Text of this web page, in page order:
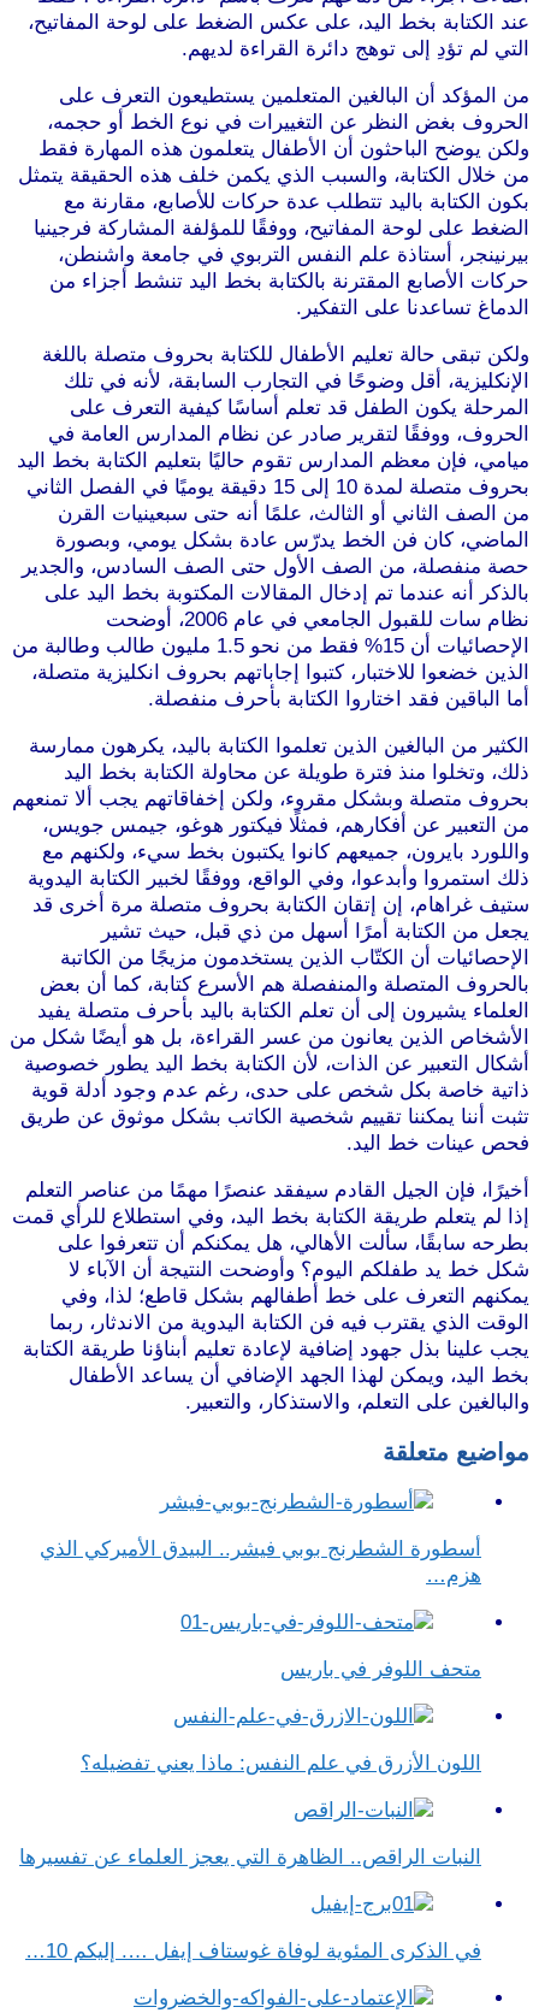
عند الكتابة بخط اليد، على عكس الضغط على لوحة المفاتيح،
التي لم تؤدِ إلى توهج دائرة القراءة لديهم.
من المؤكد أن البالغين المتعلمين يستطيعون التعرف على
الحروف بغض النظر عن التغييرات في نوع الخط أو حجمه،
ولكن يوضح الباحثون أن الأطفال يتعلمون هذه المهارة فقط
من خلال الكتابة، والسبب الذي يكمن خلف هذه الحقيقة يتمثل
بكون الكتابة باليد تتطلب عدة حركات للأصابع، مقارنة مع
الضغط على لوحة المفاتيح، ووفقًا للمؤلفة المشاركة فرجينيا
بيرنينجر، أستاذة علم النفس التربوي في جامعة واشنطن،
حركات الأصابع المقترنة بالكتابة بخط اليد تنشط أجزاء من
الدماغ تساعدنا على التفكير.
ولكن تبقى حالة تعليم الأطفال للكتابة بحروف متصلة باللغة
الإنكليزية، أقل وضوحًا في التجارب السابقة، لأنه في تلك
المرحلة يكون الطفل قد تعلم أساسًا كيفية التعرف على
الحروف، ووفقًا لتقرير صادر عن نظام المدارس العامة في
ميامي، فإن معظم المدارس تقوم حاليًا بتعليم الكتابة بخط اليد
بحروف متصلة لمدة 10 إلى 15 دقيقة يوميًا في الفصل الثاني
من الصف الثاني أو الثالث، علمًا أنه حتى سبعينيات القرن
الماضي، كان فن الخط يدرّس عادة بشكل يومي، وبصورة
حصة منفصلة، من الصف الأول حتى الصف السادس، والجدير
بالذكر أنه عندما تم إدخال المقالات المكتوبة بخط اليد على
نظام سات للقبول الجامعي في عام 2006، أوضحت
الإحصائيات أن 15% فقط من نحو 1.5 مليون طالب وطالبة من
الذين خضعوا للاختبار، كتبوا إجاباتهم بحروف انكليزية متصلة،
أما الباقين فقد اختاروا الكتابة بأحرف منفصلة.
الكثير من البالغين الذين تعلموا الكتابة باليد، يكرهون ممارسة
ذلك، وتخلوا منذ فترة طويلة عن محاولة الكتابة بخط اليد
بحروف متصلة وبشكل مقروء، ولكن إخفاقاتهم يجب ألا تمنعهم
من التعبير عن أفكارهم، فمثلًا فيكتور هوغو، جيمس جويس،
واللورد بايرون، جميعهم كانوا يكتبون بخط سيء، ولكنهم مع
ذلك استمروا وأبدعوا، وفي الواقع، ووفقًا لخبير الكتابة اليدوية
ستيف غراهام، إن إتقان الكتابة بحروف متصلة مرة أخرى قد
يجعل من الكتابة أمرًا أسهل من ذي قبل، حيث تشير
الإحصائيات أن الكتّاب الذين يستخدمون مزيجًا من الكاتبة
بالحروف المتصلة والمنفصلة هم الأسرع كتابة، كما أن بعض
العلماء يشيرون إلى أن تعلم الكتابة باليد بأحرف متصلة يفيد
الأشخاص الذين يعانون من عسر القراءة، بل هو أيضًا شكل من
أشكال التعبير عن الذات، لأن الكتابة بخط اليد يطور خصوصية
ذاتية خاصة بكل شخص على حدى، رغم عدم وجود أدلة قوية
تثبت أننا يمكننا تقييم شخصية الكاتب بشكل موثوق عن طريق
فحص عينات خط اليد.
أخيرًا، فإن الجيل القادم سيفقد عنصرًا مهمًا من عناصر التعلم
إذا لم يتعلم طريقة الكتابة بخط اليد، وفي استطلاع للرأي قمت
بطرحه سابقًا، سألت الأهالي، هل يمكنكم أن تتعرفوا على
شكل خط يد طفلكم اليوم؟ وأوضحت النتيجة أن الآباء لا
يمكنهم التعرف على خط أطفالهم بشكل قاطع؛ لذا، وفي
الوقت الذي يقترب فيه فن الكتابة اليدوية من الاندثار، ربما
يجب علينا بذل جهود إضافية لإعادة تعليم أبناؤنا طريقة الكتابة
بخط اليد، ويمكن لهذا الجهد الإضافي أن يساعد الأطفال
والبالغين على التعلم، والاستذكار، والتعبير.
مواضيع متعلقة
أسطورة الشطرنج بوبي فيشر.. البيدق الأميركي الذي
هزم…
متحف اللوفر في باريس
اللون الأزرق في علم النفس​: ماذا يعني تفضيله؟
النبات الراقص.. الظاهرة التي يعجز العلماء عن تفسيرها
في الذكرى المئوية لوفاة غوستاف إيفل …. إليكم 10…